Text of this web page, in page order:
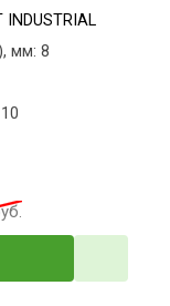
INDUSTRIAL
мм: 8